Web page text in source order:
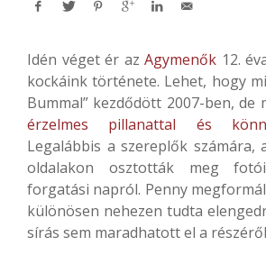
Idén véget ér az Agymenők 12.
kockáink története. Lehet, hogy
Bummal” kezdődött 2007-ben, de
érzelmes pillanattal és
Legalábbis a szereplők számára,
oldalakon osztották meg
forgatási napról. Penny
különösen nehezen tudta
sírás sem maradhatott el a